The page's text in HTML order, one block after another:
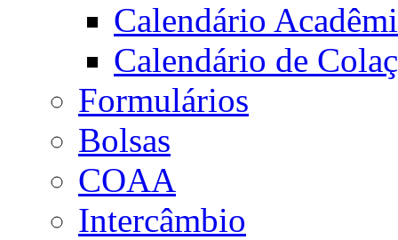
Calendário
Calendário de
Formulários
Bolsas
COAA
Intercâmbio